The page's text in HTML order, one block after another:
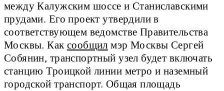
между Калужским шоссе и Станиславскими
прудами. Его проект утвердили в
соответствующем ведомстве Правительства
Москвы. Как сообщил мэр Москвы Сергей
Собянин, транспортный узел будет включать
станцию Троицкой линии метро и наземный
городской транспорт. Общая площадь